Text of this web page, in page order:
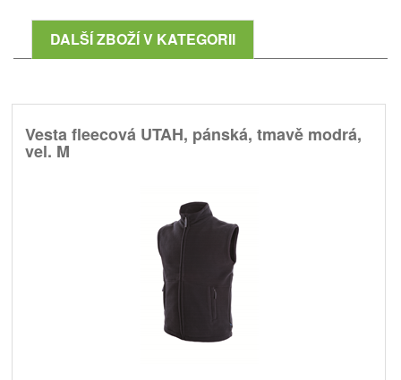
DALŠÍ ZBOŽÍ V KATEGORII
Vesta fleecová UTAH, pánská, tmavě modrá,
vel. M